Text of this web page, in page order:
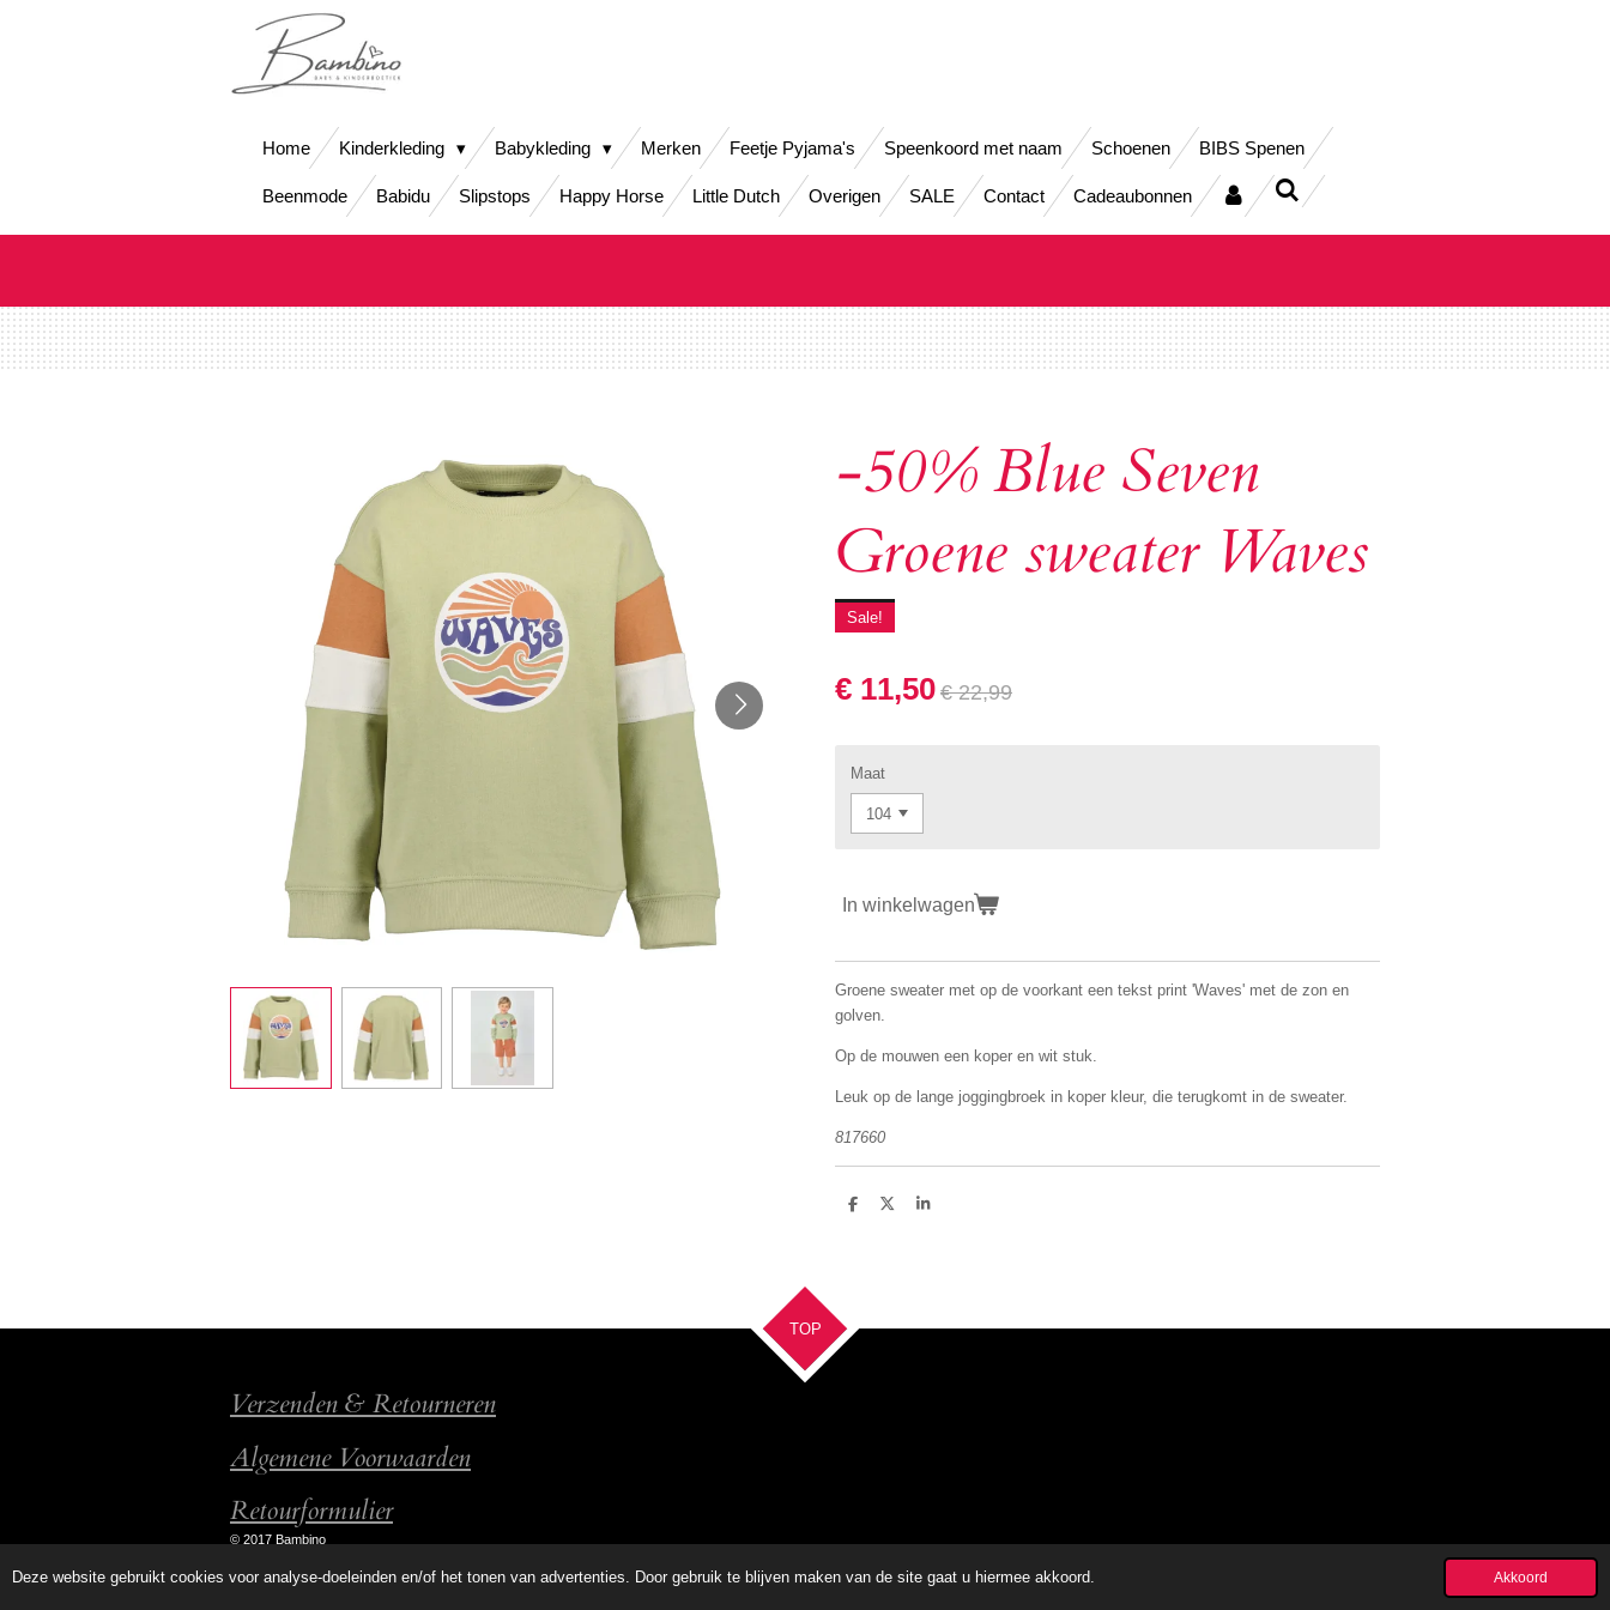
Deze website gebruikt cookies voor analyse-doeleinden en/of het tonen van advertenties. Door gebruik te blijven maken van de site gaat u hiermee akkoord. Akkoord
Home Kinderkleding Babykleding Merken Feetje Pyjama's Speenkoord met naam Schoenen BIBS Spenen
Beenmode Babidu Slipstops Happy Horse Little Dutch Overigen SALE Contact Cadeaubonnen
-50% Blue Seven
Groene sweater Waves
Sale!
€ 11,50€ 22,99
Maat
In winkelwagen
Groene sweater met op de voorkant een tekst print 'Waves' met de zon en
golven.
Op de mouwen een koper en wit stuk.
Leuk op de lange joggingbroek in koper kleur, die terugkomt in de sweater.
817660
D
D
S
TOP
Verzenden & Retourneren
Algemene Voorwaarden
Retourformulier
© 2017 Bambino